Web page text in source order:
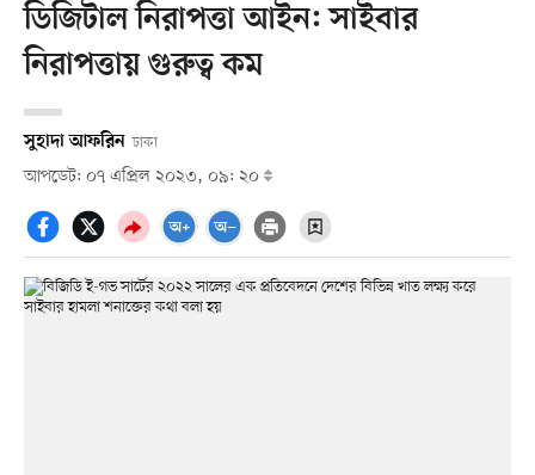
ডিজিটাল নিরাপত্তা আইন: সাইবার
নিরাপত্তায় গুরুত্ব কম
সুহাদা আফরিন ঢাকা
আপডেট: ০৭ এপ্রিল ২০২৩, ০৯: ২০